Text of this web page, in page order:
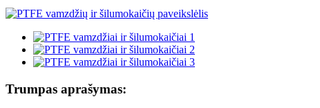
Trumpas aprašymas: